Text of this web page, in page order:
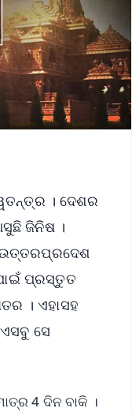
। ଦେଶର
ଜିନିଷ ।
ଉତ୍ତରପ୍ରଦେଶ
ପ୍ରସ୍ତୁତ
। ଏହାସହ
ସେ
4 ଦିନ ବାକି ।